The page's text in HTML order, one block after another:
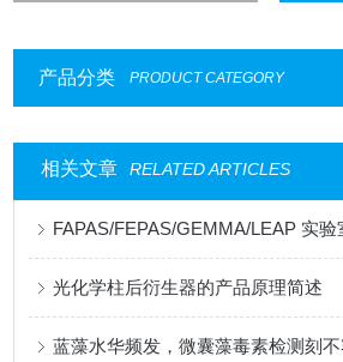
产品分类 PRODUCT CATEGORY
相关文章 RELATED ARTICLES
FAPAS/FEPAS/GEMMA/LEAP 实
光化学柱后衍生器的产品原理简述
蓝藻水华频发，微囊藻毒素检测刻